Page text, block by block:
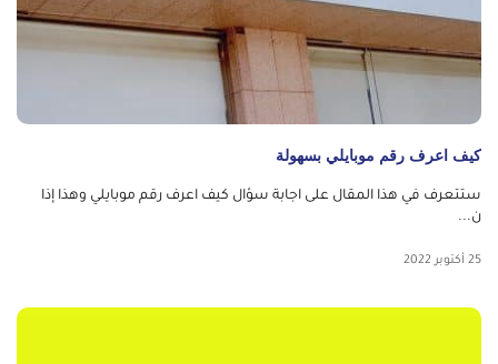
كيف اعرف رقم موبايلي بسهولة
ستتعرف في هذا المقال على اجابة سؤال كيف اعرف رقم موبايلي وهذا إذا
ن...
25 أكتوبر 2022